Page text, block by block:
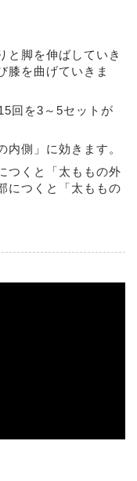
と脚を伸ばしていき
膝を曲げていきま
回を3～5セットが
内側」に効きます。
つくと「太ももの外
につくと「太ももの